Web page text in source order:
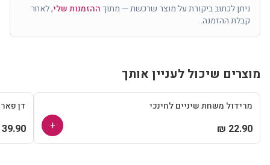
ניתן לכתוב ביקורת על מוצר שרכשת — מתוךההזמנות שלי, לאחר
קבלת ההזמנה.
מוצרים שיכול לעניין אותך
מרידול משחת שיניים לחינכי
22.90 ₪
+
דן
39.90 ₪